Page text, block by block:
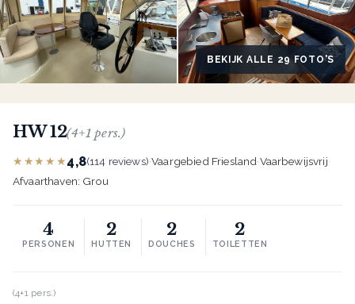
BEKIJK ALLE 29 FOTO'S
HW 12(4+1 pers.)
★★★★★4,8(114 reviews)·Vaargebied Friesland·Vaarbewijsvrij·
Afvaarthaven: Grou
4
PERSONEN
2
HUTTEN
2
DOUCHES
2
TOILETTEN
(4+1 pers.)